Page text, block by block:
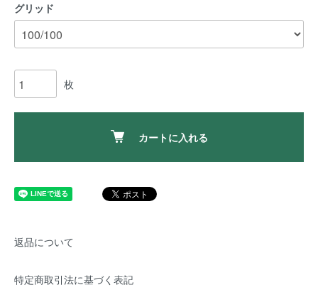
グリッド
枚
カートに入れる
返品について
特定商取引法に基づく表記